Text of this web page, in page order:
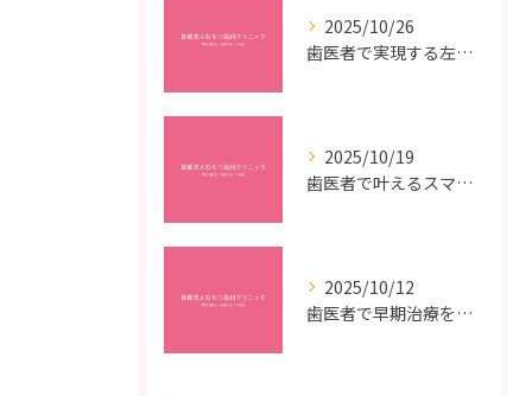
2025/10/26
歯医者で実現する左右対称治療のポイントと矯正治療選びの疑問解決ガイド
2025/10/19
歯医者で叶えるスマイルメイクオーバーなら福岡県福岡市博多区博多駅前の最新矯正治療解説
2025/10/12
歯医者で早期治療を受けるメリットと虫歯悪化を防ぐ最短ステップ